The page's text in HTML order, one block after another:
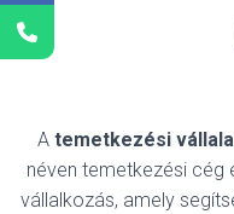
A temetkezési
néven temetkezési cég
vállalkozás, amely